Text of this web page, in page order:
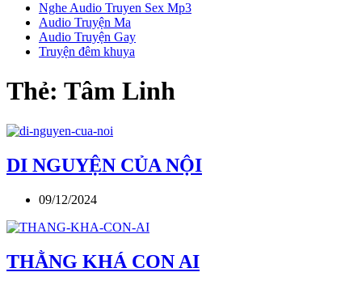
Nghe Audio Truyen Sex Mp3
Audio Truyện Ma
Audio Truyện Gay
Truyện đêm khuya
Thẻ: Tâm Linh
DI NGUYỆN CỦA NỘI
09/12/2024
THẰNG KHÁ CON AI